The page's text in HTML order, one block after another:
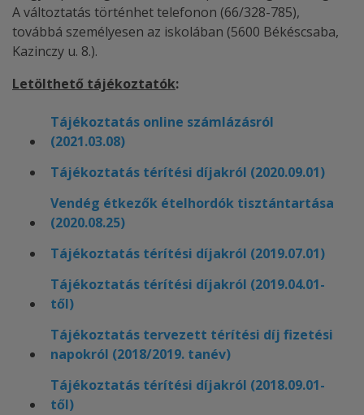
A változtatás történhet telefonon (66/328-785),
továbbá személyesen az iskolában (5600 Békéscsaba,
Kazinczy u. 8.).
Letölthető tájékoztatók:
Tájékoztatás online számlázásról
(2021.03.08)
Tájékoztatás térítési díjakról (2020.09.01)
Vendég étkezők ételhordók tisztántartása
(2020.08.25)
Tájékoztatás térítési díjakról (2019.07.01)
Tájékoztatás térítési díjakról (2019.04.01-
től)
Tájékoztatás tervezett térítési díj fizetési
napokról (2018/2019. tanév)
Tájékoztatás térítési díjakról (2018.09.01-
től)